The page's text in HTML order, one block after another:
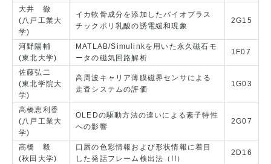
大井 徹
(八戸工業大
学)
イカ軟骨成分を添加したバイオプラス
チックポリ乳酸の誘電緩和現象
2G15
河野陽輔
(東北大学)
MATLAB/Simulinkを用いた永久磁石モ
ータの磁気回路解析
1F07
佐藤弘二
(東北学院大
学)
高周波キャリア薄膜磁界センサによる
走査システムの評価
1G03
高橋恵利香
(八戸工業大
学)
OLEDの駆動方法の違いによる素子特性
への影響
2G07
高橋 毅
(秋田大学)
口唇の色彩情報および形状情報に着目
した発話フレーム検出法（II）
2D16